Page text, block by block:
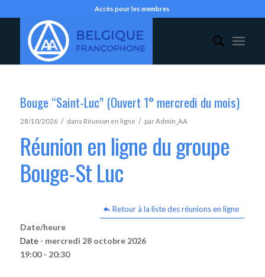
Accès pour les membres
Bouge “Saint-Luc” (Ouvert 1° mercredi du mois)
28/10/2026 / dans Réunion en ligne / parAdmin_AA
Réunion en ligne du groupe
Bouge-St Luc
Retour à la liste des réunions en ligne
Date/heure
Date - mercredi 28 octobre 2026
19:00 - 20:30